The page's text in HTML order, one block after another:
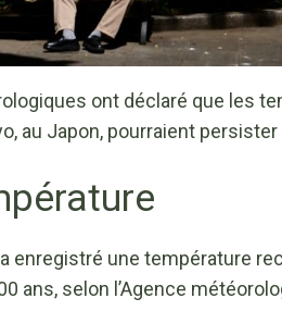
ont déclaré que les
au Japon, pourraient persister
enregistré une température
ans, selon l’Agence